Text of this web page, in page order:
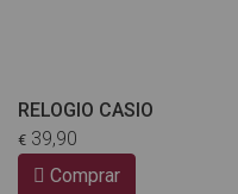
RELOGIO CASIO
€ 39,90
Comprar